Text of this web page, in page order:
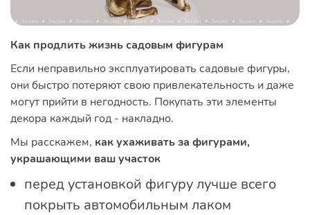
Как продлить жизнь садовым фигурам
Если неправильно эксплуатировать садовые фигуры,
они быстро потеряют свою привлекательность и даже
могут прийти в негодность. Покупать эти элементы
декора каждый год - накладно.
Мы расскажем, как ухаживать за фигурами,
украшающими ваш участок
перед установкой фигуру лучше всего
покрыть автомобильным лаком